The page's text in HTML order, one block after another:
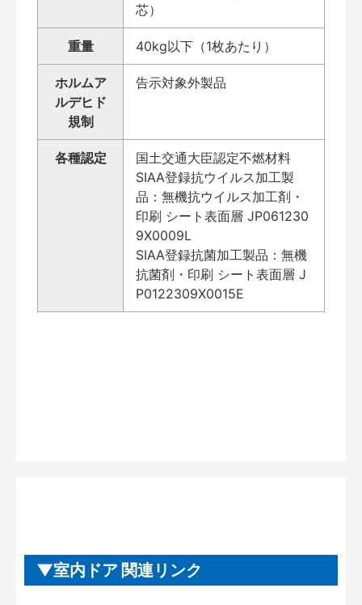
芯）
重量 40kg以下（1枚あたり）
ホルムア
ルデヒド
規制
告示対象外製品
各種認定
国土交通大臣認定不燃材料
SIAA登録抗ウイルス加工製
品：無機抗ウイルス加工剤・
印刷 シート表面層 JP061230
9X0009L
SIAA登録抗菌加工製品：無機
抗菌剤・印刷 シート表面層 J
P0122309X0015E
室内ドア 関連リンク